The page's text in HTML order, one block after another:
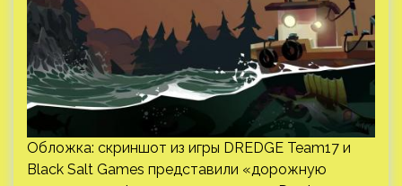
Обложка: скриншот из игры DREDGE Team17 и
Black Salt Games представили «дорожную